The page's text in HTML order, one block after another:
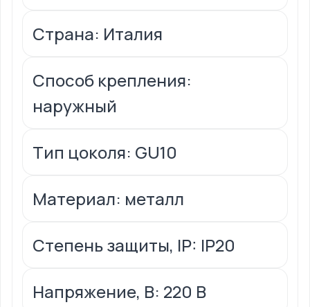
Страна: Италия
Способ крепления:
наружный
Тип цоколя: GU10
Материал: металл
Степень защиты, IP: IP20
Напряжение, В: 220 В